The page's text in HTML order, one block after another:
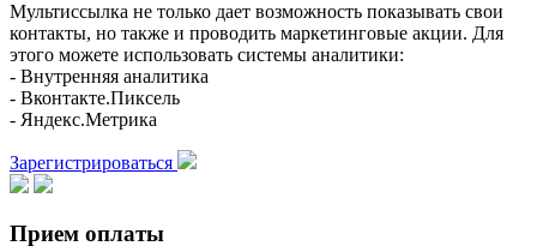
Мультиссылка не только дает возможность показывать свои
контакты, но также и проводить маркетинговые акции. Для
этого можете использовать системы аналитики:
- Внутренняя аналитика
- Вконтакте.Пиксель
- Яндекс.Метрика
Зарегистрироваться
Прием оплаты